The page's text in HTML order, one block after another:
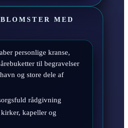
MED
personlige kranse,
til begravelser
og store dele af
rådgivning
kapeller og